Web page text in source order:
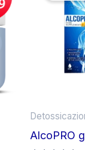
AlcoPRO